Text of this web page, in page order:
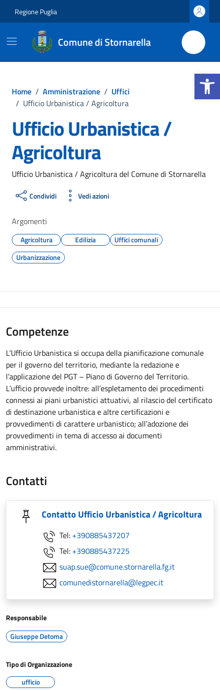
Regione Puglia
Comune di Stornarella
Home / Amministrazione / Uffici
/ Ufficio Urbanistica / Agricoltura
Ufficio Urbanistica /
Agricoltura
Ufficio Urbanistica / Agricoltura del Comune di Stornarella
Condividi Vedi azioni
Argomenti
Agricoltura Edilizia
Uffici comunali
Urbanizzazione
Competenze
L’Ufficio Urbanistica si occupa della pianificazione comunale
per il governo del territorio, mediante la redazione e
l’applicazione del PGT – Piano di Governo del Territorio.
L’ufficio provvede inoltre: all’espletamento dei procedimenti
connessi ai piani urbanistici attuativi, al rilascio del certificato
di destinazione urbanistica e altre certificazioni e
provvedimenti di carattere urbanistico; all’adozione dei
provvedimenti in tema di accesso ai documenti
amministrativi.
Contatti
Contatto Ufficio Urbanistica / Agricoltura
Tel: +390885437207
Tel: +390885437225
suap.sue@comune.stornarella.fg.it
comunedistornarella@legpec.it
Responsabile
Giuseppe Detoma
Tipo di Organizzazione
ufficio
Apri la